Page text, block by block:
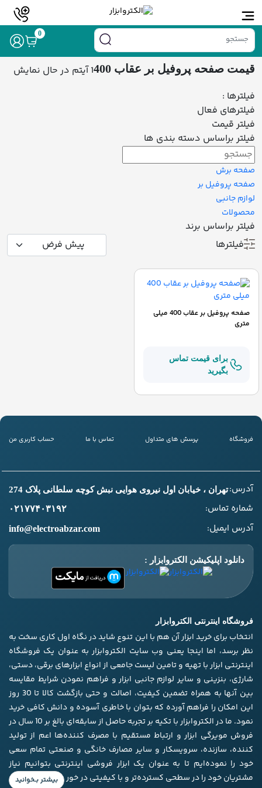
0 خانه/ محصولات برچسب خورده “قیمت صفحه پروفیل بر عقاب 400”
قیمت صفحه پروفیل بر عقاب 400 1 آیتم
در حال نمایش
فیلترها :
فیلترهای فعال
فیلتر قیمت
فیلتر براساس دسته بندی ها
صفحه برش
صفحه پروفیل بر
لوازم جانبی
محصولات
فیلتر براساس برند
فیلترها
صفحه پروفیل بر عقاب 400 میلی
متری
برای قیمت تماس
بگیرید
فروشگاه پرسش های متداول تماس با ما حساب کاربری من
آدرس:تهران ، خیابان اول نیروی هوایی نبش کوچه سلطانی پلاک 274
شماره تماس: ۰۲۱۷۷۴۰۳۱۹۲
آدرس ایمیل: info@electroabzar.com
دانلود اپلیکیشن الکتروابزار :
فروشگاه اینترنتی الکتروابزار
انتخاب برای خرید ابزار آن هم با این تنوع شاید در نگاه اول کاری سخت به
نظر برسد، اما اینجا یعنی وب سایت الکتروابزار به عنوان یک فروشگاه
اینترنتی ابزار با تهیه و تامین لیست جامعی از انواع ابزار‌های برقی، دستی،
شارژی، بنزینی و سایر لوازم جانبی ابزار و فراهم نمودن شرایط مقایسه
بین آنها به همراه تضمین کیفیت، اصالت و حتی بازگشت کالا تا 30 روز
این امکان را فراهم آورده که بتوان با خاطری آسوده و دانش کافی خرید
نمود. ما در الکتروابزار با تکیه بر تجربه حاصل از سابقه‌ای بالغ بر 10 سال در
فروش مویرگی ابزار و ارتباط مستقیم با مصرف کننده‌ها اعم از تولید
کننده، سازنده، سرویسکار و سایر مصارف خانگی و صنعتی تمام سعی
خود را نموده‌ایم تا به عنوان یک ابزار فروشی اینترنتی بتوانیم نیاز
مشتریان خود را در سطحی کسترده‌تر و با کیفیتی در خور برآورده کنیم.